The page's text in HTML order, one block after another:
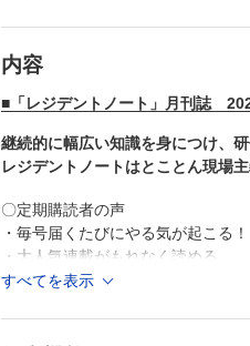
内容
■「レジデントノート」月刊誌
継続的に幅広い知識を身につけ、
レジデントノートはとことん現場
〇定期購読者の声
・毎号届くたびにやる気が起こる！
・大人気連載がもれなく読める
・質の高いタイムリーな記事が読め
すべてを表示